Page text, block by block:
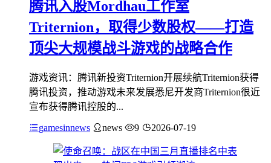
腾讯入股Mordhau工作室
Triternion，取得少数股权——打造
顶尖大规模战斗游戏的战略合作
游戏资讯：腾讯新投资Triternion开展续航Triternion获得
腾讯投资，推动游戏未来发展悉尼开发商Triternion很近
宣布获得腾讯控股的...
gamesinnews news 9 2026-07-19